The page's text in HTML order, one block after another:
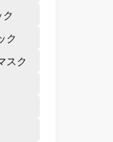
ク
スク